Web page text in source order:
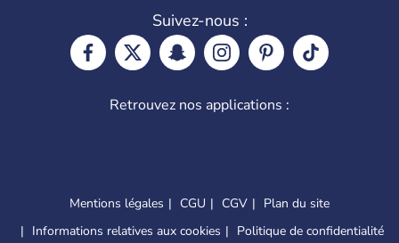
Suivez-nous :
Retrouvez nos applications :
Mentions légales CGU CGV
Plan du site
Informations relatives aux cookies
Politique de confidentialité